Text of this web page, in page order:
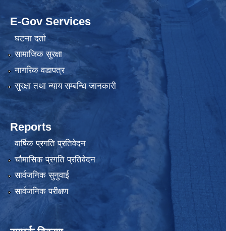
E-Gov Services
घटना दर्ता
सामाजिक सुरक्षा
नागरिक वडापत्र
सुरक्षा तथा न्याय सम्बन्धि जानकारी
Reports
वार्षिक प्रगति प्रतिवेदन
चौमासिक प्रगति प्रतिवेदन
सार्वजनिक सुनुवाई
सार्वजनिक परीक्षण